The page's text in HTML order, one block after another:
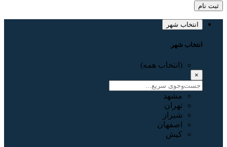
ثبت نام
انتخاب شهر
انتخاب شهر
(انتخاب همه)
×
مشهد
تهران
شیراز
اصفهان
کیش